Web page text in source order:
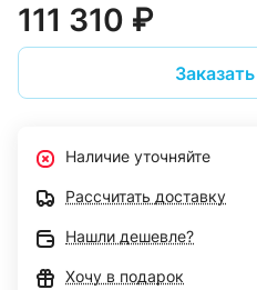
111 310 ₽
Заказать
Наличие уточняйте
Рассчитать доставку
Нашли дешевле?
Хочу в подарок